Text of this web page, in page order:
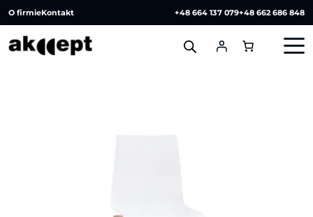
O firmieKontakt +48 664 137 079+48 662 686 848